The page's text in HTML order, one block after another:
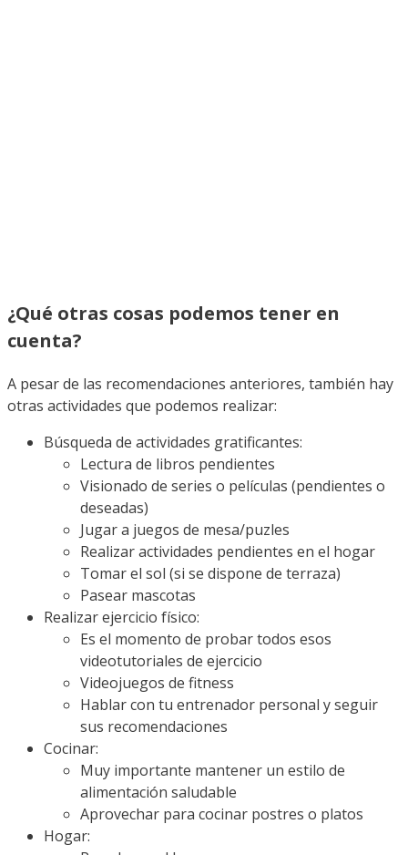
¿Qué otras cosas podemos tener en
cuenta?
A pesar de las recomendaciones anteriores, también hay
otras actividades que podemos realizar:
Búsqueda de actividades gratificantes:
Lectura de libros pendientes
Visionado de series o películas (pendientes o
deseadas)
Jugar a juegos de mesa/puzles
Realizar actividades pendientes en el hogar
Tomar el sol (si se dispone de terraza)
Pasear mascotas
Realizar ejercicio físico:
Es el momento de probar todos esos
videotutoriales de ejercicio
Videojuegos de fitness
Hablar con tu entrenador personal y seguir
sus recomendaciones
Cocinar:
Muy importante mantener un estilo de
alimentación saludable
Aprovechar para cocinar postres o platos
Hogar: